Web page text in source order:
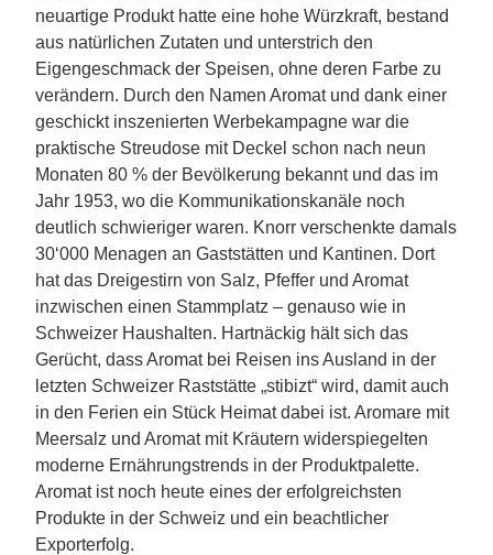
neuartige Produkt hatte eine hohe Würzkraft, bestand
aus natürlichen Zutaten und unterstrich den
Eigengeschmack der Speisen, ohne deren Farbe zu
verändern. Durch den Namen Aromat und dank einer
geschickt inszenierten Werbekampagne war die
praktische Streudose mit Deckel schon nach neun
Monaten 80 % der Bevölkerung bekannt und das im
Jahr 1953, wo die Kommunikationskanäle noch
deutlich schwieriger waren. Knorr verschenkte damals
30‘000 Menagen an Gaststätten und Kantinen. Dort
hat das Dreigestirn von Salz, Pfeffer und Aromat
inzwischen einen Stammplatz – genauso wie in
Schweizer Haushalten. Hartnäckig hält sich das
Gerücht, dass Aromat bei Reisen ins Ausland in der
letzten Schweizer Raststätte „stibizt“ wird, damit auch
in den Ferien ein Stück Heimat dabei ist. Aromare mit
Meersalz und Aromat mit Kräutern widerspiegelten
moderne Ernährungstrends in der Produktpalette.
Aromat ist noch heute eines der erfolgreichsten
Produkte in der Schweiz und ein beachtlicher
Exporterfolg.